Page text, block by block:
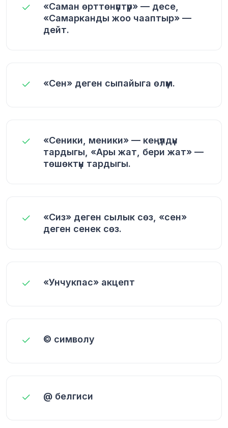
«Саман өрттөнүптүр» — десе,
«Самарканды жоо чааптыр» —
дейт.
«Сен» деген сыпайыга өлүм.
«Сеники, меники» — кеңүлдүн
тардыгы, «Ары жат, бери жат» —
төшөктүн тардыгы.
«Сиз» деген сылык сөз, «сен»
деген сенек сөз.
«Унчукпас» акцепт
© символу
@ белгиси